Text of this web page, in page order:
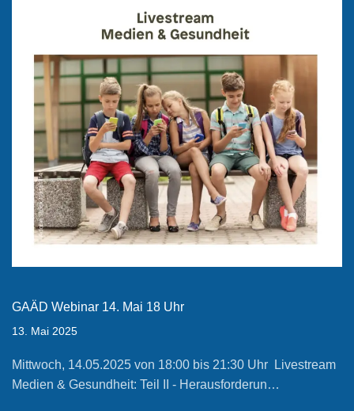
GAÄD Webinar 14. Mai 18 Uhr
13. Mai 2025
Mittwoch, 14.05.2025 von 18:00 bis 21:30 Uhr Livestream
Medien & Gesundheit: Teil II - Herausforderun…